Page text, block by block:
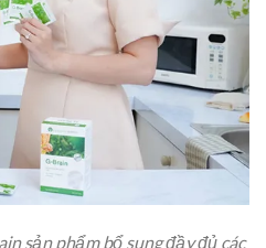
sản phẩm bổ sung đầy đủ các